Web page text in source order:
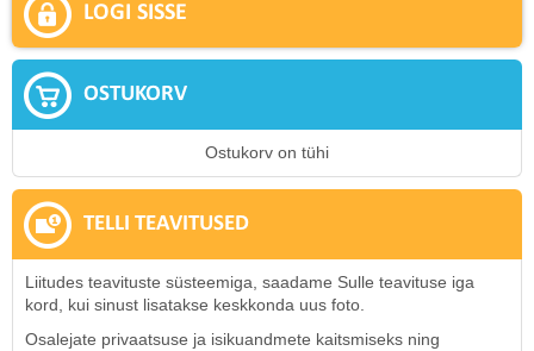
LOGI SISSE
OSTUKORV
Ostukorv on tühi
TELLI TEAVITUSED
Liitudes teavituste süsteemiga, saadame Sulle teavituse iga
kord, kui sinust lisatakse keskkonda uus foto.
Osalejate privaatsuse ja isikuandmete kaitsmiseks ning